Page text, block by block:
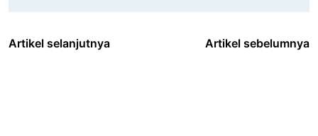
Artikel selanjutnya Artikel sebelumnya